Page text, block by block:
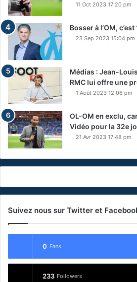
11 Oct 2023 17:20 pm
Bosser à l’OM,
23 Sep 2023 15:04 pm
Médias : Jean-
RMC lui offre une
1 Août 2023 12:06 pm
OL-OM en exclu,
Vidéo pour la 32e
21 Avr 2023 17:48 pm
Suivez nous sur Twitter et
0 Fans
233 Followers